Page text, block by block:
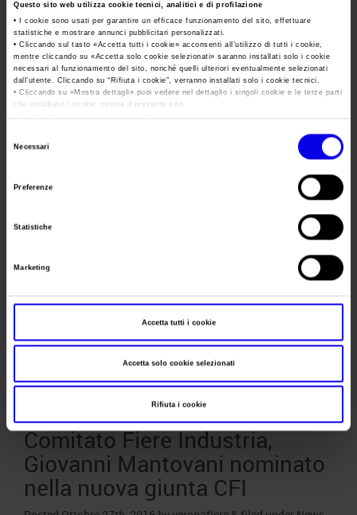
Questo sito web utilizza cookie tecnici, analitici e di profilazione
• I cookie sono usati per garantire un efficace funzionamento del sito, effettuare
statistiche e mostrare annunci pubblicitari personalizzati.
• Cliccando sul tasto «Accetta tutti i cookie» acconsenti all’utilizzo di tutti i cookie,
mentre cliccando su «Accetta solo cookie selezionati» saranno installati solo i cookie
necessari al funzionamento del sito, nonché quelli ulteriori eventualmente selezionati
dall’utente. Cliccando su “ Rifiuta i cookie”, verranno installati solo i cookie tecnici.
• Cliccando su «Mostra dettagli» puoi vedere nel dettaglio i singoli cookie e le terze parti
che installano i cookie tramite il presente sito.
Necessari
Preferenze
Statistiche
Marketing
Accetta tutti i cookie
Accetta solo cookie selezionati
Rifiuta i cookie
29 Novembre 2016: nasce
Veronafiere S.p.A.
PostedNovembre 29th, 2016byveronafiere &filed under
News.
all’unanimità la trasformazione giuridica dell’Ente Autonomo
per le Fiere di Verona in Società per Azioni. Nasce Veronafiere
Fiera Milano e Veronafiere
fanno sistema a favore del
settore agroalimentare
PostedOttobre 27th, 2016byveronafiere&filed underNews.
Veronafiere e Fiera Milano, le due più importanti realtà
unico appuntamento internazionale annuale dedicato
all’ortofrutta che punta su innovazione e mercati esteri.
Veronafiere nel Board del
Comitato Fiere Industria,
Giovanni Mantovani nominato
nella nuova giunta CFI